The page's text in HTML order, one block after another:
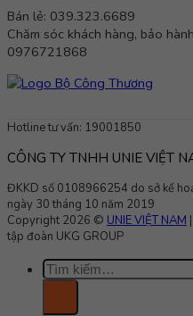
Bán lẻ: 039.323.6689
Chăm sóc khách hàng, bảo
0976721868
Hotline tư vấn: 19001850
CÔNG TY TNHH UNIE VIỆT
ĐKKD số 0108966254 do sở kế
ngày 30 tháng 10 năm 2019
Copyright 2026 © UNIE VIỆT NAM
tập đoàn UKG GROUP
Tìm
kiếm: